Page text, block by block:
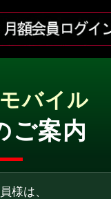
バイル
ご案内
様は、